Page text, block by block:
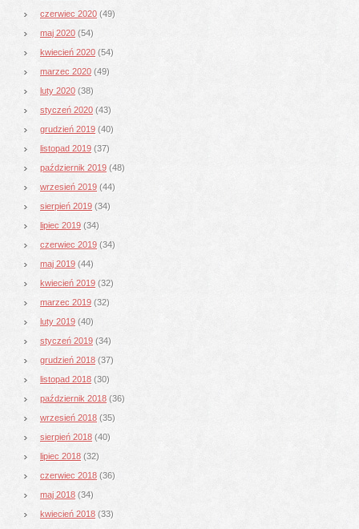
czerwiec 2020 (49)
maj 2020 (54)
kwiecień 2020 (54)
marzec 2020 (49)
luty 2020 (38)
styczeń 2020 (43)
grudzień 2019 (40)
listopad 2019 (37)
październik 2019 (48)
wrzesień 2019 (44)
sierpień 2019 (34)
lipiec 2019 (34)
czerwiec 2019 (34)
maj 2019 (44)
kwiecień 2019 (32)
marzec 2019 (32)
luty 2019 (40)
styczeń 2019 (34)
grudzień 2018 (37)
listopad 2018 (30)
październik 2018 (36)
wrzesień 2018 (35)
sierpień 2018 (40)
lipiec 2018 (32)
czerwiec 2018 (36)
maj 2018 (34)
kwiecień 2018 (33)